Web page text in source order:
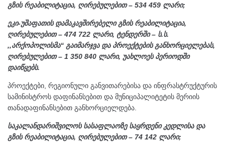
გზის რეაბილიტაცია, ღირებულებით – 534 459 ლარი;
ეკი-უშაფათის დამაკავშირებელი გზის რეაბილიტაცია,
ღირებულებით – 474 722 ლარი, ტენდერში – ს.ს.
,,არქოპოლისმა“ გაიმარჯვა და პროექტების განხორციელებას,
ღირებულებით – 1 350 840 ლარი, უახლოეს პერიოდში
დაიწყებს.
პროექტები, რეგიონული განვითარებისა და ინფრასტრუქტურის
სამინისტროს დაფინანსებით და მუნიციპალიტეტის მერიის
თანადაფინანსებით განხორციელდება.
საკალანდარიშვილოს სასაფლაოზე საყრდენი კედლისა და
გზის რეაბილიტაცია, ღირებულებით – 74 142 ლარი;